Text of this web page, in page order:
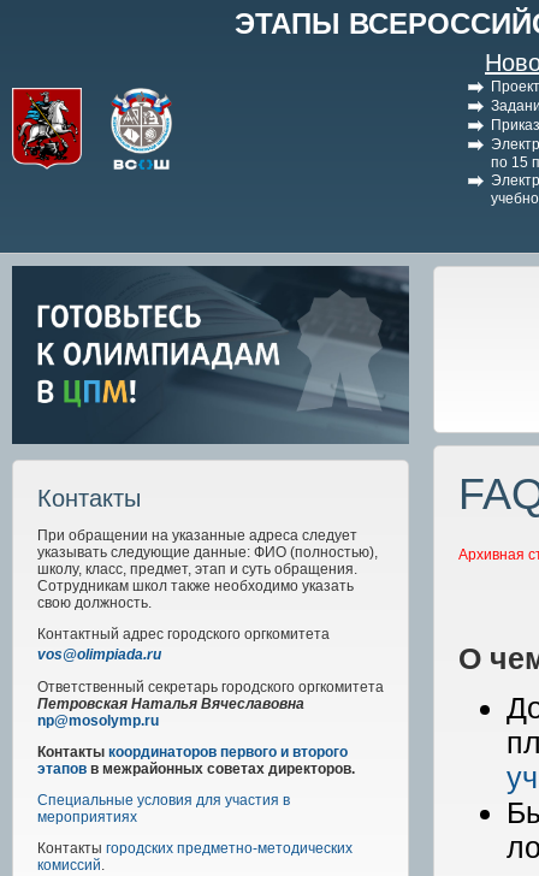
ЭТАПЫ
по 15
Контакты
При обращении на указанные адреса следует
указывать следующие данные: ФИО (полностью),
школу, класс, предмет, этап и суть обращения.
Сотрудникам школ также необходимо указать
свою должность.
Контактный адрес городского оргкомитета
vos@olimpiada.ru
Ответственный секретарь городского оргкомитета
Петровская Наталья Вячеславовна
np@mosolymp.ru
Контакты координаторов первого и второго
этапов в межрайонных советах директоров.
Специальные условия для участия в
мероприятиях
Контакты городских предметно-методических
комиссий.
Архивная
О